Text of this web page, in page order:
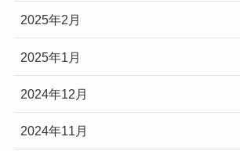
2025年2月
2025年1月
2024年12月
2024年11月